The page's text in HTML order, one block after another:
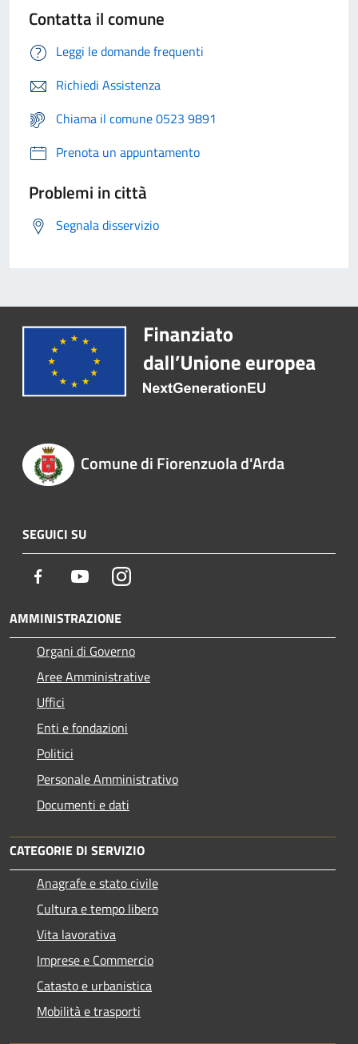
Contatta il comune
Leggi le domande frequenti
Richiedi Assistenza
Chiama il comune 0523 9891
Prenota un appuntamento
Problemi in città
Segnala disservizio
Comune di Fiorenzuola d'Arda
SEGUICI SU
Facebook YoutubeInstagram
AMMINISTRAZIONE
Organi di Governo
Aree Amministrative
Uffici
Enti e fondazioni
Politici
Personale Amministrativo
Documenti e dati
CATEGORIE DI SERVIZIO
Anagrafe e stato civile
Cultura e tempo libero
Vita lavorativa
Imprese e Commercio
Catasto e urbanistica
Mobilità e trasporti